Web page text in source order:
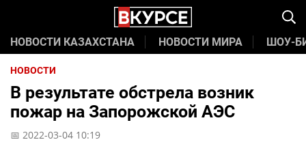
НОВОСТИ КАЗАХСТАНА НОВОСТИ МИРА ШОУ-
НОВОСТИ
В результате обстрела возник
пожар на Запорожской АЭС
📅 2022-03-04 10:19